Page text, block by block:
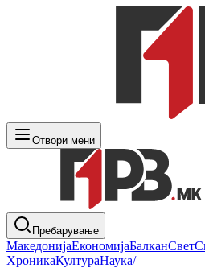
Отвори мени
Пребарување
МакедонијаЕкономијаБалканСвет
ХроникаКултураНаука/